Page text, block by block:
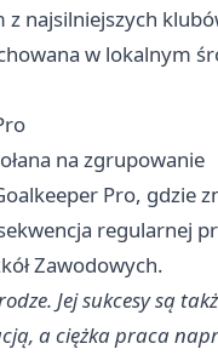
z najsilniejszych
w lokalnym
na zgrupowanie
Pro, gdzie
regularnej
Zawodowych.
Jej sukcesy są
a ciężka praca